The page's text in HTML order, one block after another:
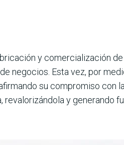
y comer­cialización
negocios. Esta vez, por
su compromiso con
y generando